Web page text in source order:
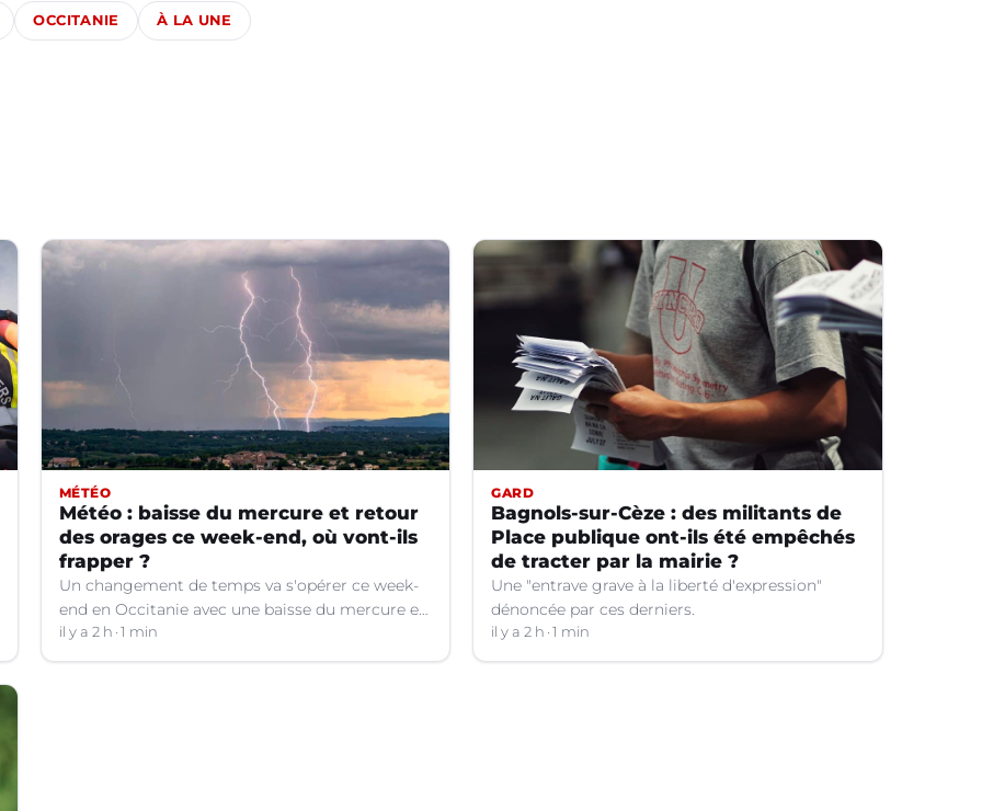
OCCITANIE À LA UNE
MÉTÉO
Météo : baisse du mercure et retour
des orages ce week-end, où vont-ils
frapper ?
Un changement de temps va s'opérer ce week-
end en Occitanie avec une baisse du mercure et
le retour d'orages dans certains départements.
il y a 2 h 1 min
GARD
Bagnols-sur-Cèze : des militants de
Place publique ont-ils été empêchés
de tracter par la mairie ?
Une "entrave grave à la liberté d'expression"
dénoncée par ces derniers.
il y a 2 h 1 min